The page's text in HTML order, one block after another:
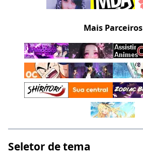
Mais Parceiros
Seletor de tema